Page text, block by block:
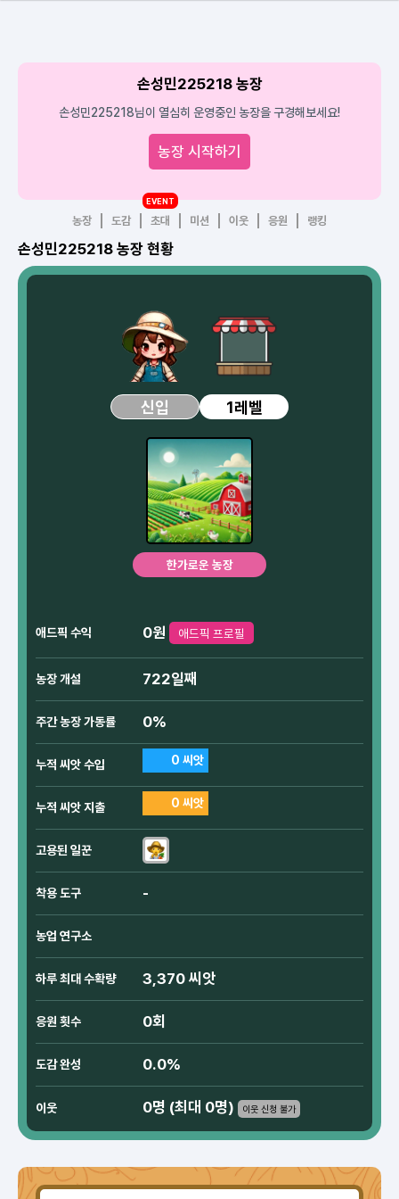
손성민225218 농장
손성민225218님이 열심히 운영중인 농장을 구경해보세요!
농장 시작하기
농장 도감 초대
EVENT
미션 이웃 응원 랭킹
손성민225218 농장 현황
신입 1레벨
한가로운 농장
애드픽 수익 0원 애드픽 프로필
농장 개설 722일째
주간 농장 가동률 0%
누적 씨앗 수입 0 씨앗
누적 씨앗 지출 0 씨앗
고용된 일꾼
착용 도구 -
농업 연구소
하루 최대 수확량 3,370 씨앗
응원 횟수 0회
도감 완성 0.0%
이웃 0명 (최대 0명) 이웃 신청 불가